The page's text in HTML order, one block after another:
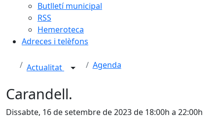
Butlletí municipal
RSS
Hemeroteca
Adreces i telèfons
Actualitat Agenda
Carandell.
Dissabte, 16 de setembre de 2023 de 18:00h a 22:00h